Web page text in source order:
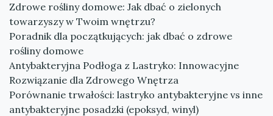
Zdrowe rośliny domowe: Jak dbać o zielonych
towarzyszy w Twoim wnętrzu?
Poradnik dla początkujących: jak dbać o zdrowe
rośliny domowe
Antybakteryjna Podłoga z Lastryko: Innowacyjne
Rozwiązanie dla Zdrowego Wnętrza
Porównanie trwałości: lastryko antybakteryjne vs inne
antybakteryjne posadzki (epoksyd, winyl)